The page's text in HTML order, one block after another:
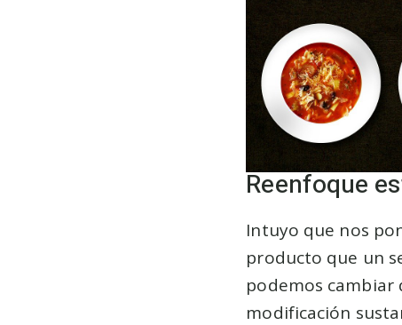
Reenfoque
Intuyo que nos
producto que un
podemos cambiar
modificación